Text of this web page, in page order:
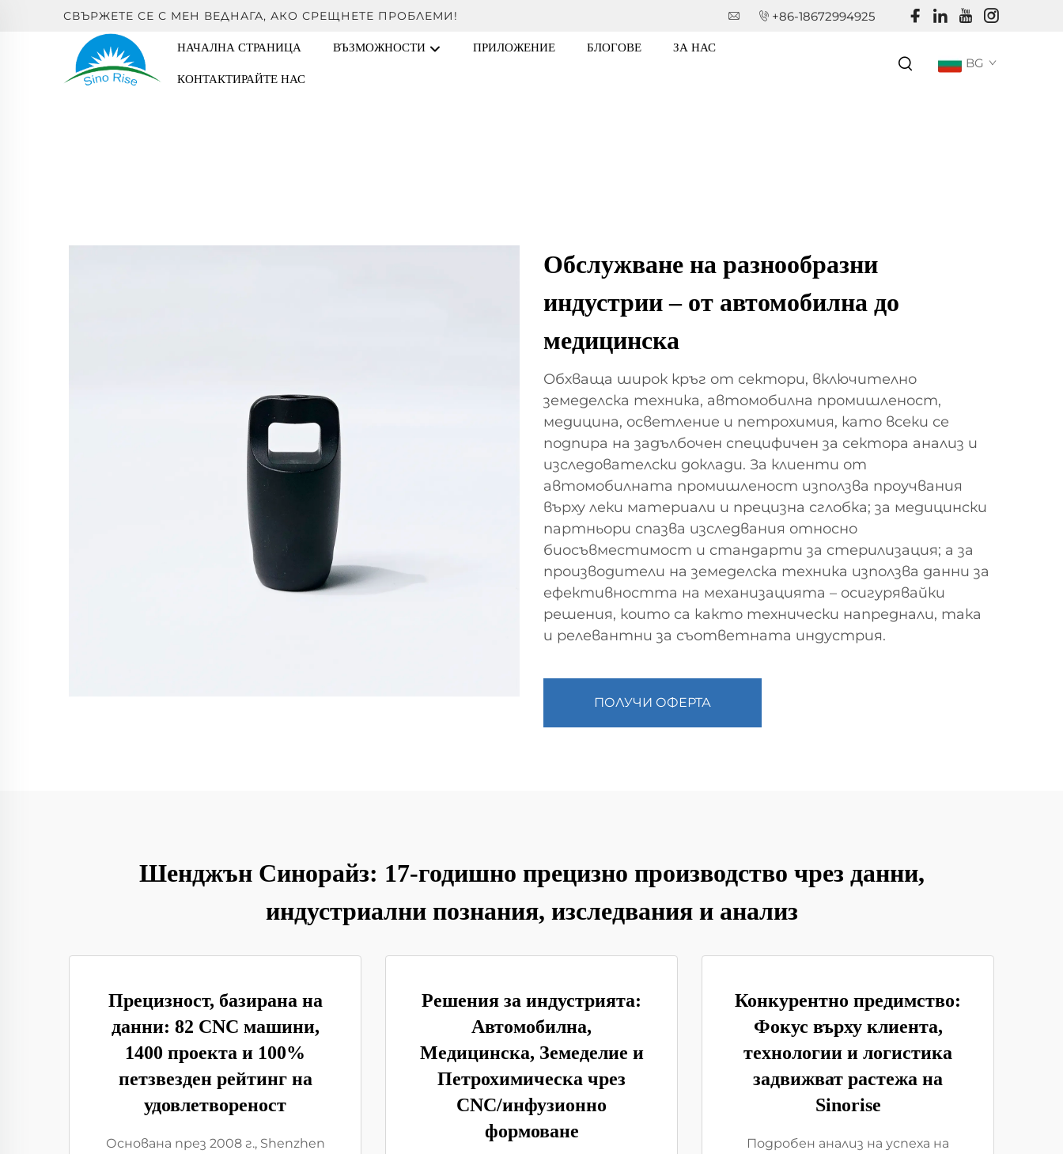
СВЪРЖЕТЕ СЕ С МЕН ВЕДНАГА, АКО СРЕЩНЕТЕ ПРОБЛЕМИ! +86-18672994925
НАЧАЛНА СТРАНИЦА ВЪЗМОЖНОСТИ ПРИЛОЖЕНИЕ БЛОГОВЕ ЗА НАС
КОНТАКТИРАЙТЕ НАС
BG
Обслужване на разнообразни
индустрии – от автомобилна до
медицинска
Обхваща широк кръг от сектори, включително
земеделска техника, автомобилна промишленост,
медицина, осветление и петрохимия, като всеки се
подпира на задълбочен специфичен за сектора анализ и
изследователски доклади. За клиенти от
автомобилната промишленост използва проучвания
върху леки материали и прецизна сглобка; за медицински
партньори спазва изследвания относно
биосъвместимост и стандарти за стерилизация; а за
производители на земеделска техника използва данни за
ефективността на механизацията – осигурявайки
решения, които са както технически напреднали, така
и релевантни за съответната индустрия.
ПОЛУЧИ ОФЕРТА
Шенджън Синорайз: 17-годишно прецизно производство чрез данни,
индустриални познания, изследвания и анализ
Прецизност, базирана на
данни: 82 CNC машини,
1400 проекта и 100%
петзвезден рейтинг на
удовлетвореност
Основана през 2008 г., Shenzhen
Решения за индустрията:
Автомобилна,
Медицинска, Земеделие и
Петрохимическа чрез
CNC/инфузионно
формоване
Конкурентно предимство:
Фокус върху клиента,
технологии и логистика
задвижват растежа на
Sinorise
Подробен анализ на успеха на